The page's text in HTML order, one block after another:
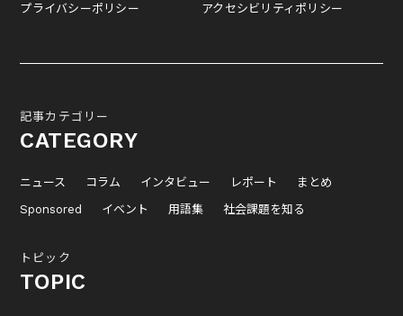
プライバシーポリシー アクセシビリティポリシー
記事カテゴリー
CATEGORY
ニュース コラム インタビュー レポート
まとめ
Sponsored
イベント 用語集 社会課題を知る
トピック
TOPIC